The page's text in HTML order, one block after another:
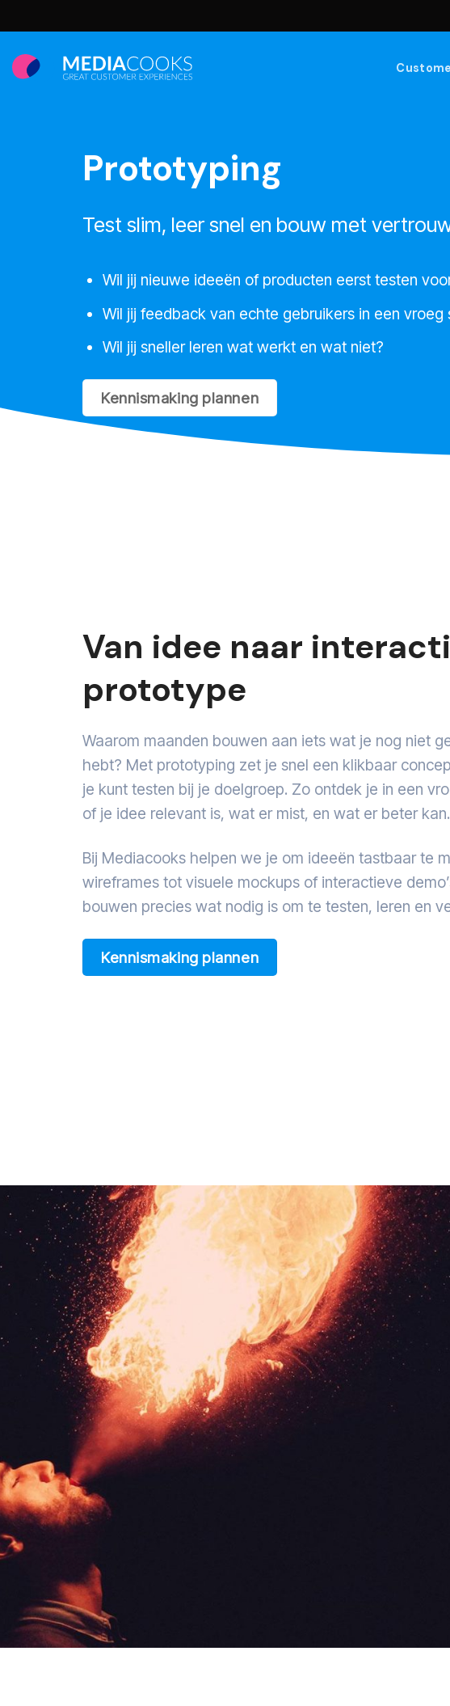
naar
Prototyping
Test slim, leer snel en bouw met
Wil jij nieuwe ideeën of producten eerst testen
Wil jij feedback van echte gebruikers in een vroeg
Wil jij sneller leren wat werkt en wat niet?
Kennismaking plannen
Van idee naar
prototype
Waarom maanden bouwen aan iets wat je nog niet
hebt? Met prototyping zet je snel een klikbaar
je kunt testen bij je doelgroep. Zo ontdek je in een
of je idee relevant is, wat er mist, en wat er beter kan.
Bij Mediacooks helpen we je om ideeën tastbaar te
wireframes tot visuele mockups of interactieve
bouwen precies wat nodig is om te testen, leren en
Kennismaking plannen